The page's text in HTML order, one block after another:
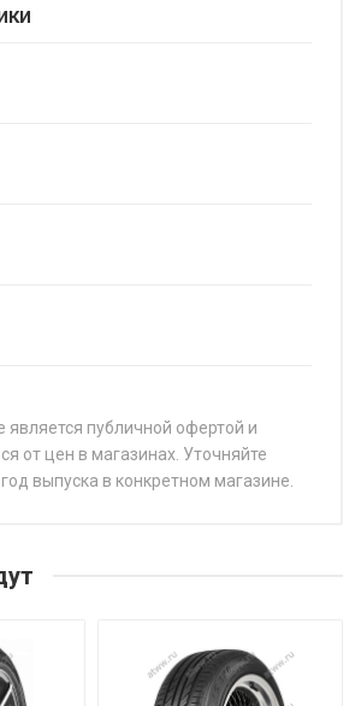
является публичной офертой и
от цен в магазинах. Уточняйте
выпуска в конкретном магазине.
135/80R13 70T
145/70R12 69T